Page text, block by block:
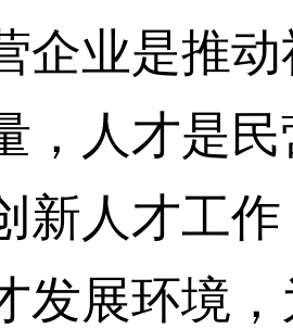
业是推动
，人才是
新人才工
发展环境